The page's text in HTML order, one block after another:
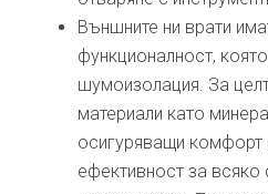
Външните ни врати
функционалност,
шумоизолация. За
материали като
осигуряващи комфорт
ефективност за